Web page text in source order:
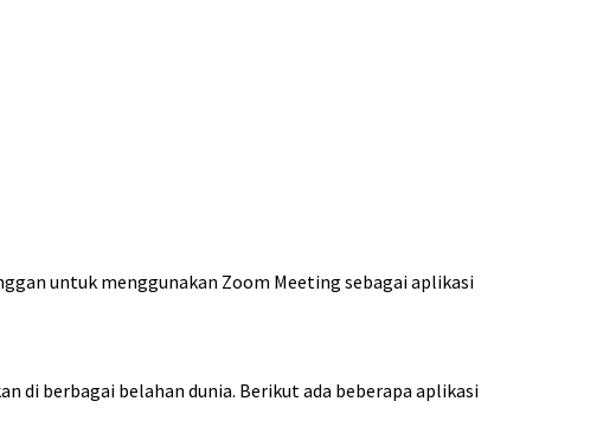
untuk menggunakan Zoom Meeting sebagai aplikasi
di berbagai belahan dunia. Berikut ada beberapa aplikasi